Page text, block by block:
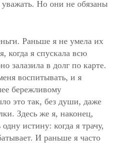
уважать. Но они не обязаны
Раньше я не умела их
когда я спускала всю
залазила в долг по карте.
воспитывать, и я
бережливому
это так, без души, даже
Здесь же я, наконец,
истину: когда я трачу,
И раньше я часто